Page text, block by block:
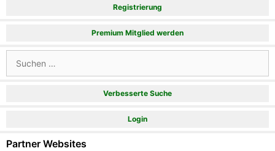
Registrierung
Premium Mitglied werden
nach:
Verbesserte Suche
Login
Partner Websites